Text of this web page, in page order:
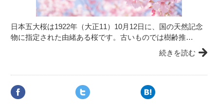
日本五大桜は1922年（大正11）10月12日に、国の天然記念
物に指定された由緒ある桜です。古いものでは樹齢推…
続きを読む